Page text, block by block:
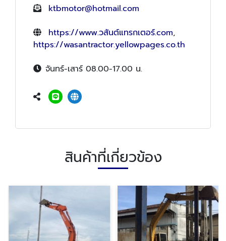
ktbmotor@hotmail.com
https://www.วสันต์แทรกเตอร์.com,
https://wasantractor.yellowpages.co.th
จันทร์-เสาร์ 08.00-17.00 น.
สินค้าที่เกี่ยวข้อง